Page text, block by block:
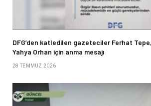
DFG’den katledilen gazeteciler Ferhat
Yahya Orhan için anma mesajı
28 TEMMUZ 2026